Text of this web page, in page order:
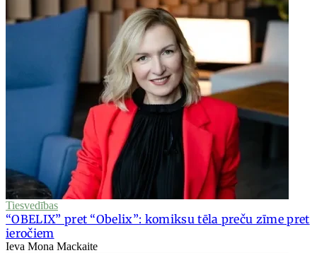
Tiesvedības
“OBELIX” pret “Obelix”: komiksu tēla preču zīme pret
ieročiem
Ieva Mona Mackaite